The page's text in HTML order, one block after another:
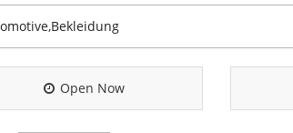
Open Now